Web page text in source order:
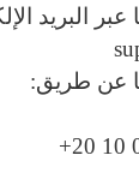
البريد
عن طريق: